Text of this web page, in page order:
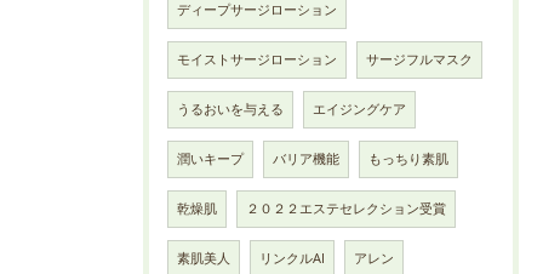
ディープサージローション
モイストサージローション サージフルマスク
うるおいを与える エイジングケア
潤いキープ バリア機能 もっちり素肌
乾燥肌 ２０２２エステセレクション受賞
素肌美人 リンクルAI アレン